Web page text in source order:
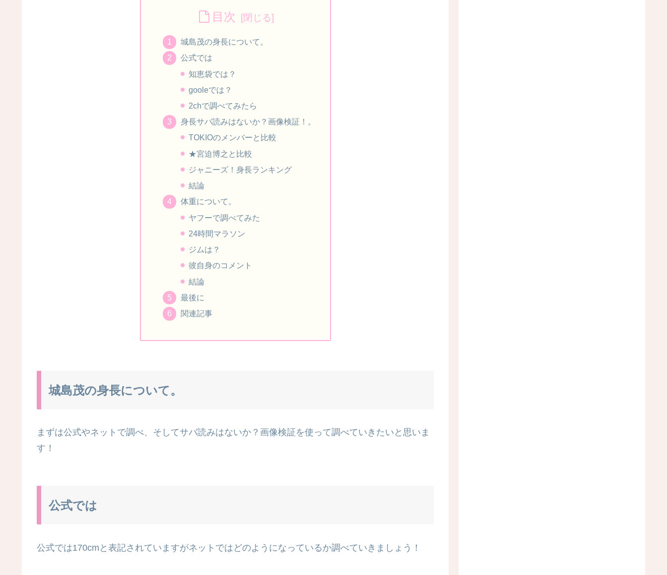
目次
城島茂の身長について。
公式では
知恵袋では？
gooleでは？
2chで調べてみたら
身長サバ読みはないか？画像検証！。
TOKIOのメンバーと比較
★宮迫博之と比較
ジャニーズ！身長ランキング
結論
体重について。
ヤフーで調べてみた
24時間マラソン
ジムは？
彼自身のコメント
結論
最後に
関連記事
城島茂の身長について。
まずは公式やネットで調べ、そしてサバ読みはないか？画像検証を使って調べていきたいと思いま
す！
公式では
公式では170cmと表記されていますがネットではどのようになっているか調べていきましょう！